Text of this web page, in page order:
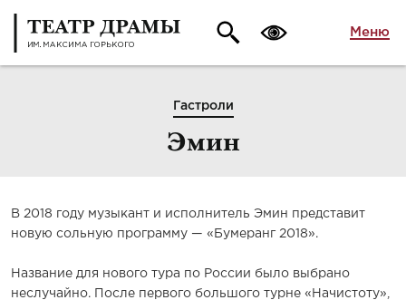
Меню
Гастроли
Эмин
В 2018 году музыкант и исполнитель Эмин представит
новую сольную программу — «Бумеранг 2018».
Название для нового тура по России было выбрано
неслучайно. После первого большого турне «Начистоту»,